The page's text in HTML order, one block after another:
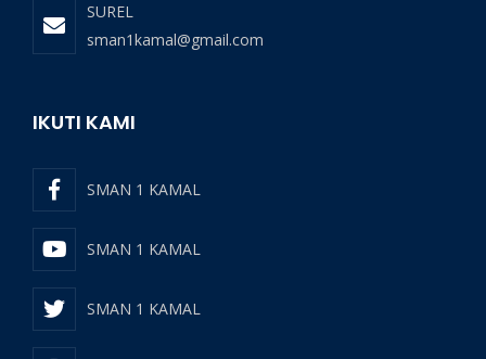
SUREL
sman1kamal@gmail.com
IKUTI KAMI
SMAN 1 KAMAL
SMAN 1 KAMAL
SMAN 1 KAMAL